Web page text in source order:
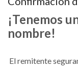
¡Tenemos
nombre!
El remitente